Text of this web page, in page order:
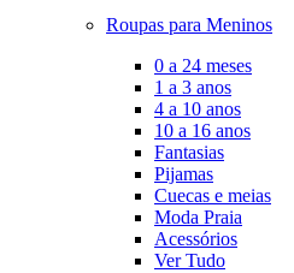
Roupas para Meninos
0 a 24 meses
1 a 3 anos
4 a 10 anos
10 a 16 anos
Fantasias
Pijamas
Cuecas e meias
Moda Praia
Acessórios
Ver Tudo